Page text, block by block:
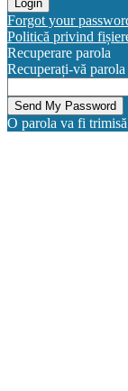
Forgot your
Politică privind
Recuperare parola
Recuperați-vă parola
O parola va fi